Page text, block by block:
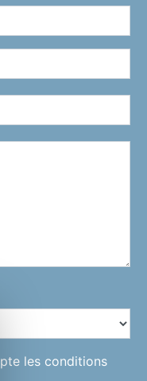
le
les conditions